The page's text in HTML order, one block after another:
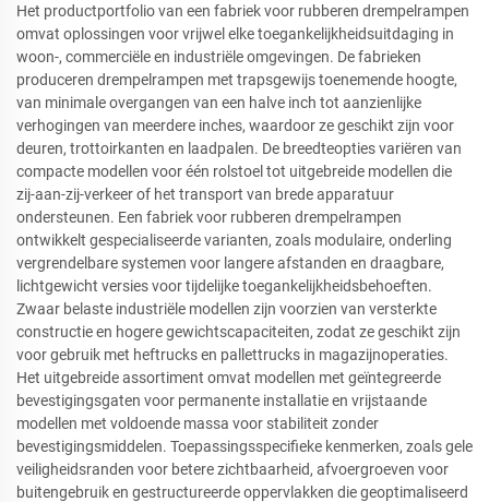
Het productportfolio van een fabriek voor rubberen drempelrampen
omvat oplossingen voor vrijwel elke toegankelijkheidsuitdaging in
woon-, commerciële en industriële omgevingen. De fabrieken
produceren drempelrampen met trapsgewijs toenemende hoogte,
van minimale overgangen van een halve inch tot aanzienlijke
verhogingen van meerdere inches, waardoor ze geschikt zijn voor
deuren, trottoirkanten en laadpalen. De breedteopties variëren van
compacte modellen voor één rolstoel tot uitgebreide modellen die
zij-aan-zij-verkeer of het transport van brede apparatuur
ondersteunen. Een fabriek voor rubberen drempelrampen
ontwikkelt gespecialiseerde varianten, zoals modulaire, onderling
vergrendelbare systemen voor langere afstanden en draagbare,
lichtgewicht versies voor tijdelijke toegankelijkheidsbehoeften.
Zwaar belaste industriële modellen zijn voorzien van versterkte
constructie en hogere gewichtscapaciteiten, zodat ze geschikt zijn
voor gebruik met heftrucks en pallettrucks in magazijnoperaties.
Het uitgebreide assortiment omvat modellen met geïntegreerde
bevestigingsgaten voor permanente installatie en vrijstaande
modellen met voldoende massa voor stabiliteit zonder
bevestigingsmiddelen. Toepassingsspecifieke kenmerken, zoals gele
veiligheidsranden voor betere zichtbaarheid, afvoergroeven voor
buitengebruik en gestructureerde oppervlakken die geoptimaliseerd